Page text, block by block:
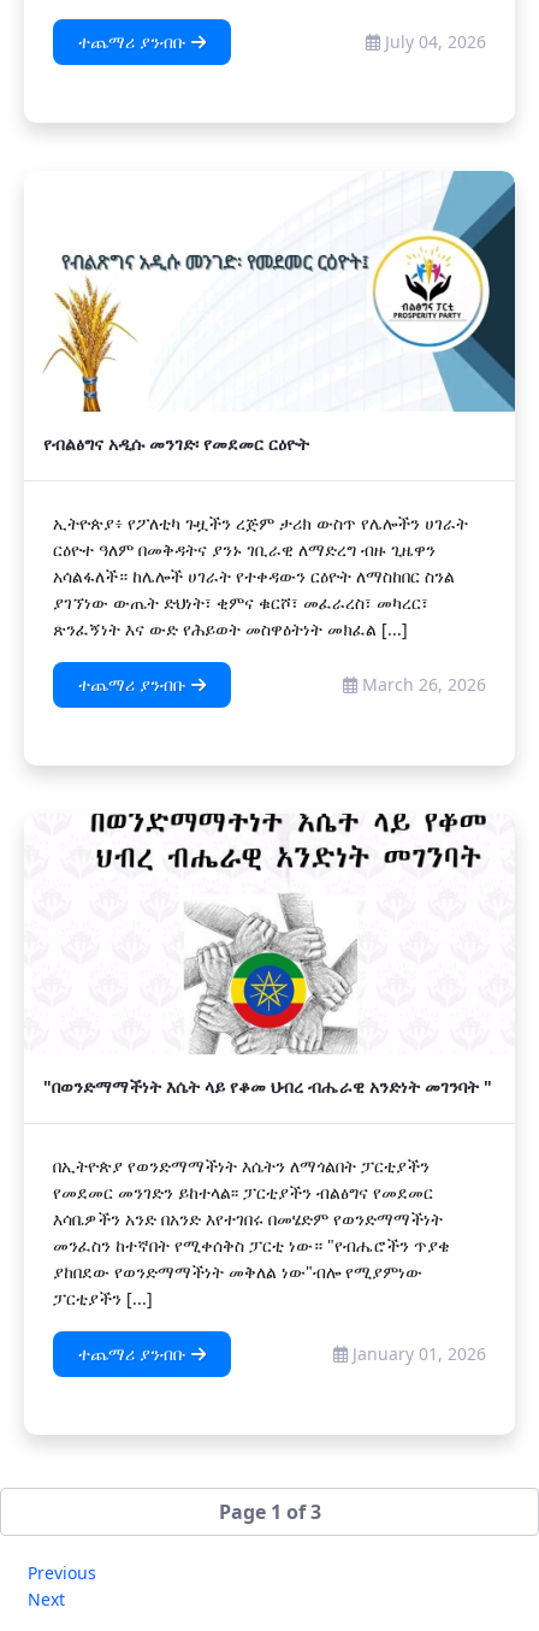
ተጨማሪ ያንብቡ July 04, 2026
የብልፅግና አዲሱ መንገድ፡ የመደመር ርዕዮት
ኢትዮጵያ፥ የፖለቲካ ጉዟችን ረጅም ታሪክ ውስጥ የሌሎችን ሀገራት
ርዕዮተ ዓለም በመቅዳትና ያንኑ ገቢራዊ ለማድረግ ብዙ ጊዜዋን
አሳልፋለች። ከሌሎች ሀገራት የተቀዳውን ርዕዮት ለማስከበር ስንል
ያገኘነው ውጤት ድህነት፣ ቂምና ቁርሾ፣ መፈራረስ፣ መካረር፣
ጽንፈኝነት እና ውድ የሕይወት መስዋዕትነት መክፈል [...]
ተጨማሪ ያንብቡ March 26, 2026
"በወንድማማችነት እሴት ላይ የቆመ ህብረ ብሔራዊ አንድነት መገንባት "
በኢትዮጵያ የወንድማማችነት እሴትን ለማጎልበት ፓርቲያችን
የመደመር መንገድን ይከተላል፡፡ ፓርቲያችን ብልፅግና የመደመር
እሳቤዎችን አንድ በአንድ እየተገበሩ በመሄድም የወንድማማችነት
መንፈስን ከተኛበት የሚቀሰቅስ ፓርቲ ነው። "የብሔሮችን ጥያቄ
ያከበደው የወንድማማችነት መቅለል ነው"ብሎ የሚያምነው
ፓርቲያችን [...]
ተጨማሪ ያንብቡ January 01, 2026
Page 1 of 3
Previous
Next